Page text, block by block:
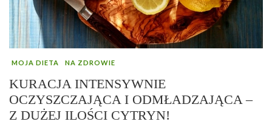
MOJA DIETA NA ZDROWIE
KURACJA INTENSYWNIE
OCZYSZCZAJĄCA I ODMŁADZAJĄCA –
Z DUŻEJ ILOŚCI CYTRYN!